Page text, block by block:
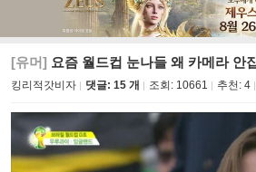
[유머] 요즘 월드컵 눈나들 왜 카메라 안
킹리적갓비자 댓글: 15 개 조회: 10661 추천: 4